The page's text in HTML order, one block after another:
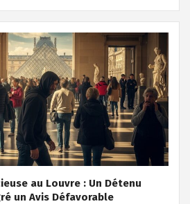
au Louvre : Un Détenu
un Avis Défavorable